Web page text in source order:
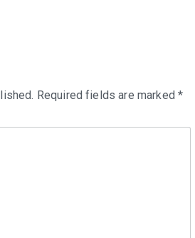
Required fields are marked*